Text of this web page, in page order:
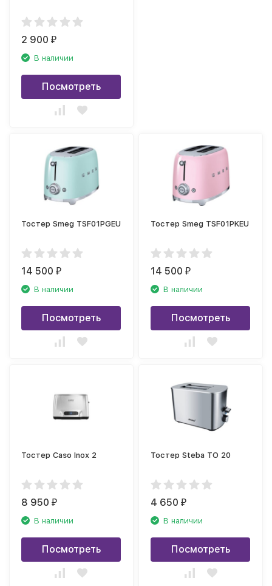
2 900₽
В наличии
Посмотреть
Тостер Smeg TSF01PGEU
14 500₽
В наличии
Посмотреть
Тостер Smeg TSF01PKEU
14 500₽
В наличии
Посмотреть
Тостер Caso Inox 2
8 950₽
В наличии
Посмотреть
Тостер Steba TO 20
4 650₽
В наличии
Посмотреть